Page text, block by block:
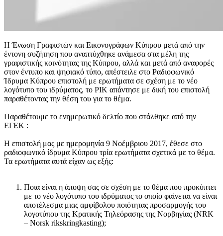
Η Ένωση Γραφιστών και Εικονογράφων Κύπρου μετά από την
έντονη συζήτηση που αναπτύχθηκε ανάμεσα στα μέλη της
γραφιστικής κοινότητας της Κύπρου, αλλά και μετά από αναφορές
στον έντυπο και ψηφιακό τύπο, απέστειλε στο Ραδιοφωνικό
Ίδρυμα Κύπρου επιστολή με ερωτήματα σε σχέση με το νέο
λογότυπο του ιδρύματος, το ΡΙΚ απάντησε με δική του επιστολή
παραθέτοντας την θέση του για το θέμα.
Παραθέτουμε το ενημερωτικό δελτίο που στάλθηκε από την
ΕΓΕΚ :
Η επιστολή μας με ημερομηνία 9 Νοέμβριου 2017, έθεσε στο
ραδιοφωνικό ίδρυμα Κύπρου τρία ερωτήματα σχετικά με το θέμα.
Τα ερωτήματα αυτά είχαν ως εξής:
Ποια είναι η άποψη σας σε σχέση με το θέμα που προκύπτει
με το νέο λογότυπο του ιδρύματος το οποίο φαίνεται να είναι
αποτέλεσμα μιας αμφίβολου ποιότητας προσαρμογής του
λογοτύπου της Κρατικής Τηλεόρασης της Νορβηγίας (NRK
– Norsk rikskringkasting);